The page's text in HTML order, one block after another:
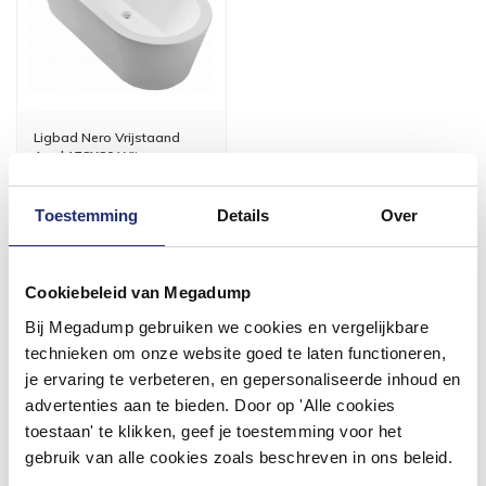
Toestemming Details Over
Cookiebeleid van Megadump
Bij Megadump gebruiken we cookies en vergelijkbare
technieken om onze website goed te laten functioneren,
je ervaring te verbeteren, en gepersonaliseerde inhoud en
advertenties aan te bieden. Door op 'Alle cookies
toestaan' te klikken, geef je toestemming voor het
gebruik van alle cookies zoals beschreven in ons beleid.
Ligbad Nero Vrijstaand
Acryl 178X80 Wit
volgende werkdag in huis
Meer info
#mijndroombadkamer